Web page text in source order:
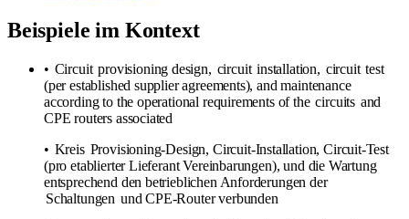
Beispiele im Kontext
• Circuit provisioning design, circuit installation, circuit test
(per established supplier agreements), and maintenance
according to the operational requirements of the circuits and
CPE routers associated
• Kreis Provisioning-Design, Circuit-Installation, Circuit-Test
(pro etablierter Lieferant Vereinbarungen), und die Wartung
entsprechend den betrieblichen Anforderungen der
Schaltungen und CPE-Router verbunden